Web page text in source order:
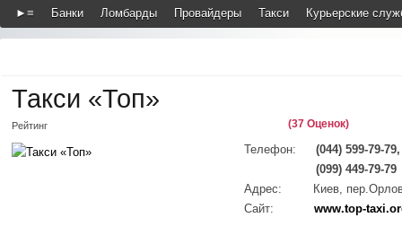
►≡ Банки Ломбарды Провайдеры Такси Курьерские
Такси «Топ»
Рейтинг (37 Оценок)
Телефон:
(044) 599-79-
(099) 449-79-79
Адрес:
Киев,
Сайт:
www.top-